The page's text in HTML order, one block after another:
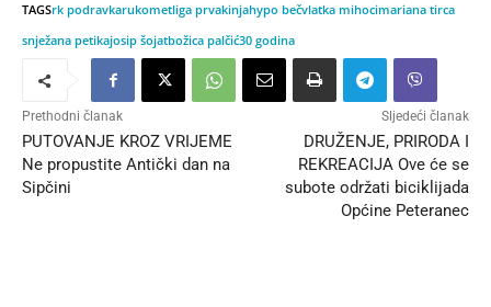
TAGSrk podravkarukometliga prvakinjahypo bečvlatka mihocimariana tirca
snježana petikajosip šojatbožica palčić30 godina
Prethodni članak
PUTOVANJE KROZ VRIJEME
Ne propustite Antički dan na
Sipčini
Sljedeći članak
DRUŽENJE, PRIRODA I
REKREACIJA Ove će se
subote održati biciklijada
Općine Peteranec